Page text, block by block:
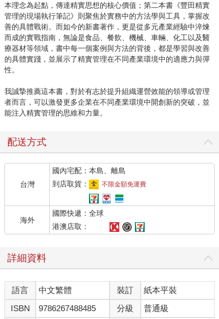
本理念為起點，傳達精實思想的核心價值；第二本書《豐田精實
管理的現場執行筆記》則聚焦於實務中的方法學與工具，掌握改
善的具體戰術。而如今的新書著作，更是從多元產業經驗中淬煉
而成的實戰指南，無論是食品、餐飲、機械、車輛、化工以及醫
療器材等領域，書中每一個案例與方法的背後，都是學習與改善
的具體實踐，並展示了精實管理在不同產業環境中的適應力與彈
性。
我誠摯推薦這本書，對於有志於提升組織運營效能的領導或管理
者而言，可以激發更多企業在不同產業環境中開創新的突破，並
能注入精實管理的思維和力量。
配送方式
台灣
國內宅配：本島、離島
到店取貨：
不限金額免運費
海外
國際快遞：全球
港澳店取：
詳細資料
語言 中文繁體 裝訂
紙本平裝
ISBN
9786267488485 分級 普通級